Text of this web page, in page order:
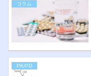
コラム
PK/PD